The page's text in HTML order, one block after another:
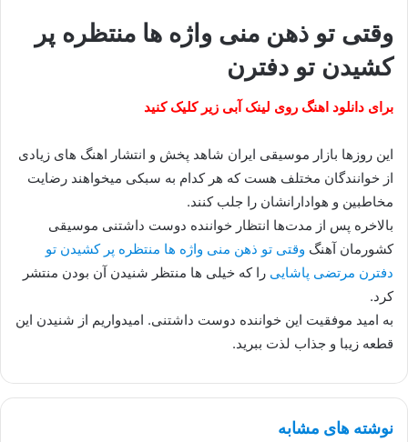
وقتی تو ذهن منی واژه ها منتظره پر
کشیدن تو دفترن
برای دانلود اهنگ روی لینک آبی زیر کلیک کنید
این روزها بازار موسیقی ایران شاهد پخش و انتشار اهنگ های زیادی
از خوانندگان مختلف هست که هر کدام به سبکی میخواهند رضایت
مخاطبین و هوادارانشان را جلب کنند.
بالاخره پس از مدت‌ها انتظار خواننده دوست داشتنی موسیقی
کشورمان آهنگ وقتی تو ذهن منی واژه ها منتظره پر کشیدن تو
دفترن مرتضی پاشایی را که خیلی ها منتظر شنیدن آن بودن منتشر
کرد.
به امید موفقیت این خواننده دوست داشتنی. امیدواریم از شنیدن این
قطعه زیبا و جذاب لذت ببرید.
نوشته های مشابه